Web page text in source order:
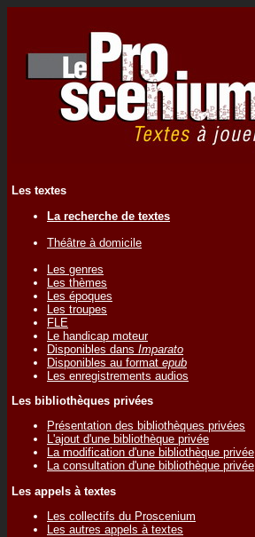
Les textes
La recherche de textes
Théâtre à domicile
Les genres
Les thèmes
Les époques
Les troupes
FLE
Le handicap moteur
Disponibles dans Imparato
Disponibles au format epub
Les enregistrements audios
Les bibliothèques privées
Présentation des bibliothèques privées
L'ajout d'une bibliothèque privée
La modification d'une bibliothèque privée
La consultation d'une bibliothèque privée
Les appels à textes
Les collectifs du Proscenium
Les autres appels à textes